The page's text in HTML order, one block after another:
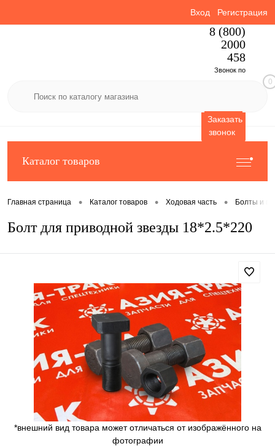
Вход Регистрация
8 (800)
2000
458
Звонок по
Заказать
звонок
0
Каталог товаров
Главная страница • Каталог товаров • Ходовая часть • Болты и
Болт для приводной звезды 18*2.5*220
*внешний вид товара может отличаться от изображённого на
фотографии